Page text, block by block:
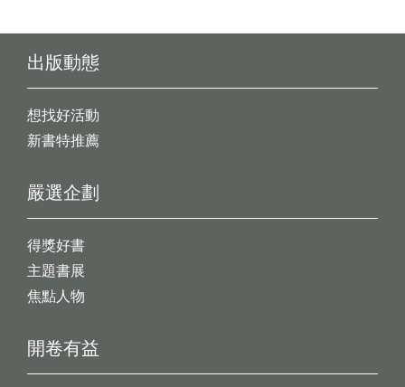
出版動態
想找好活動
新書特推薦
開卷有益
嚴選企劃
得獎好書
主題書展
焦點人物